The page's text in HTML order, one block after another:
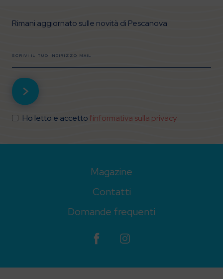
Rimani aggiornato sulle novità di Pescanova
Ho letto e accetto l'informativa sulla privacy
Magazine
Contatti
Domande frequenti